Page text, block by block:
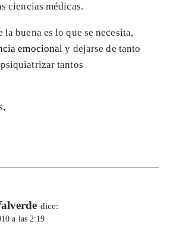
ciencias médicas.
la buena es lo que se necesita,
emocional y dejarse de tanto
tantos
dice:
a las 2:19